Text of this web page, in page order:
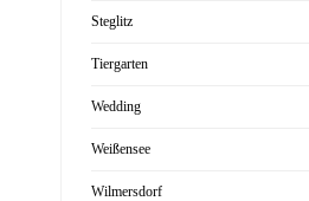
Steglitz
Tiergarten
Wedding
Weißensee
Wilmersdorf